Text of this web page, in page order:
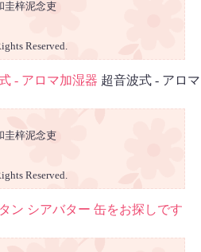
圭梓泥念吏
Reserved.
- アロマ加湿器 超音波式 - アロマ
圭梓泥念吏
Reserved.
ン シアバター 缶をお探しです